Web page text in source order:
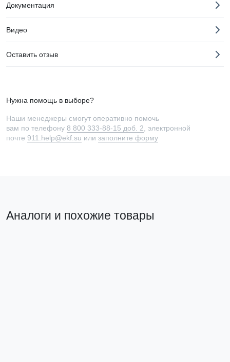
Документация
Видео
Оставить отзыв
Нужна помощь в выборе?
Наши менеджеры смогут оперативно помочь
вам по телефону 8 800 333-88-15 доб. 2 , электронной
почте 911.help@ekf.su или заполните форму
Аналоги и похожие товары